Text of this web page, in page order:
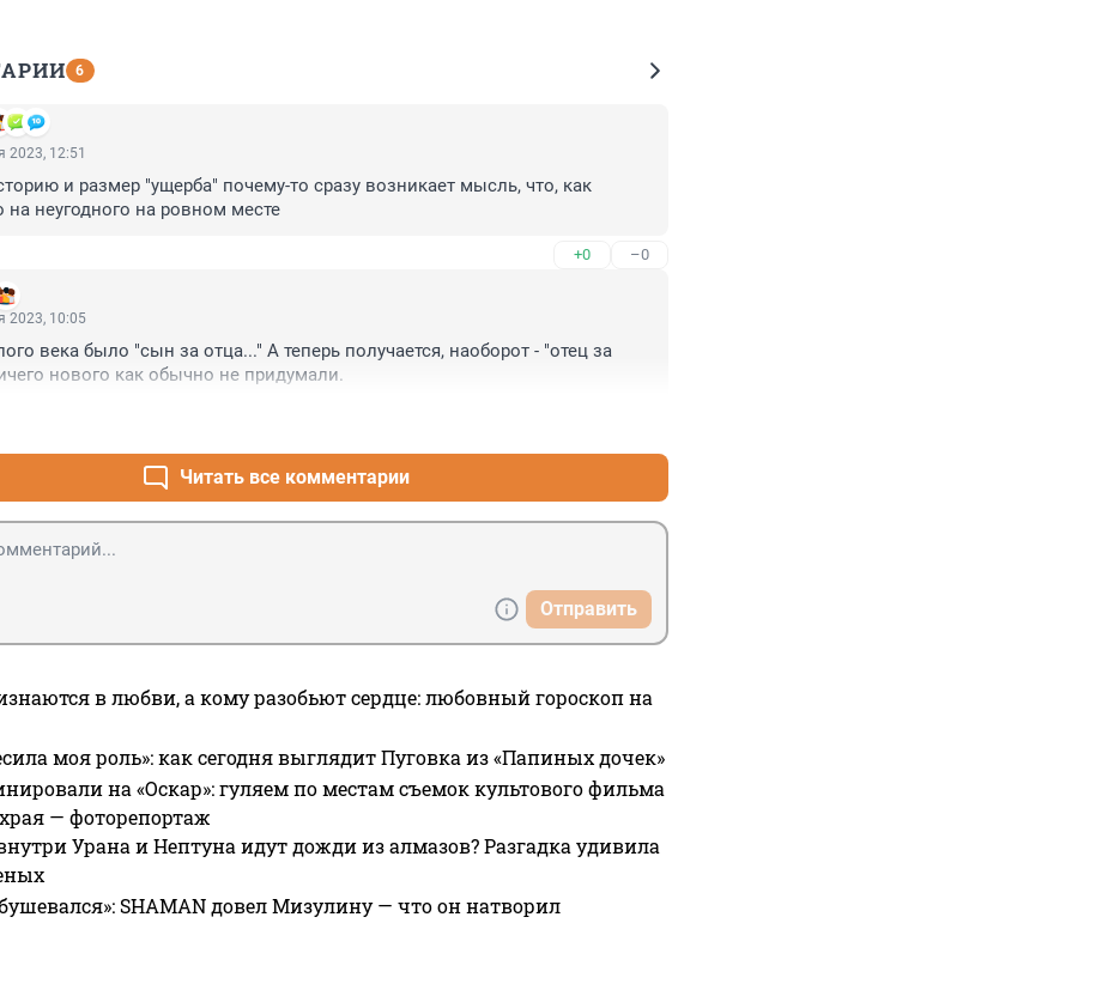
6
2023, 12:51
и размер "ущерба" почему-то сразу возникает мысль, что, как
на неугодного на ровном месте
+0 –0
2023, 10:05
века было "сын за отца..." А теперь получается, наоборот - "отец за
нового как обычно не придумали.
Читать все комментарии
Отправить
в любви, а кому разобьют сердце: любовный гороскоп на
моя роль»: как сегодня выглядит Пуговка из «Папиных дочек»
на «Оскар»: гуляем по местам съемок культового фильма
— фоторепортаж
Урана и Нептуна идут дожди из алмазов? Разгадка удивила
SHAMAN довел Мизулину — что он натворил